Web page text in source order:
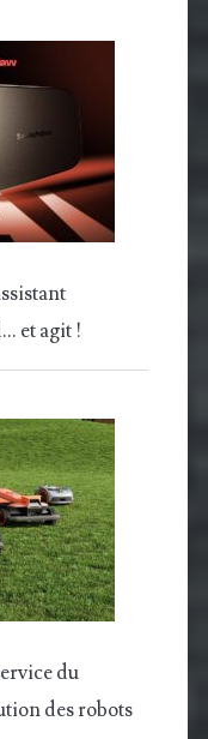
et agit !
du
des robots